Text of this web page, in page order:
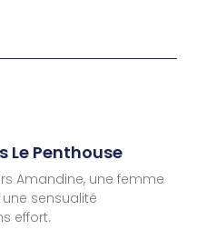
Le Penthouse
Amandine, une femme
sensualité
effort.